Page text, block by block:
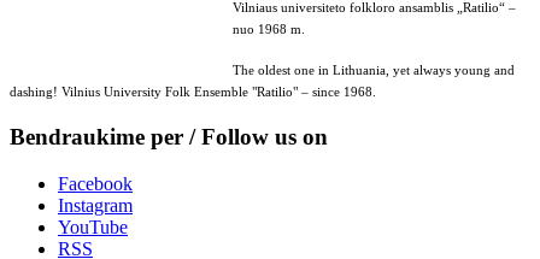
Vilniaus universiteto folkloro ansamblis „Ratilio“ –
nuo 1968 m.
The oldest one in Lithuania, yet always young and
dashing! Vilnius University Folk Ensemble "Ratilio" – since 1968.
Bendraukime per / Follow us on
Facebook
Instagram
YouTube
RSS